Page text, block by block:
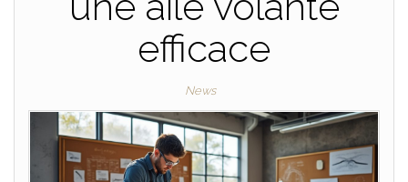
efficace
News